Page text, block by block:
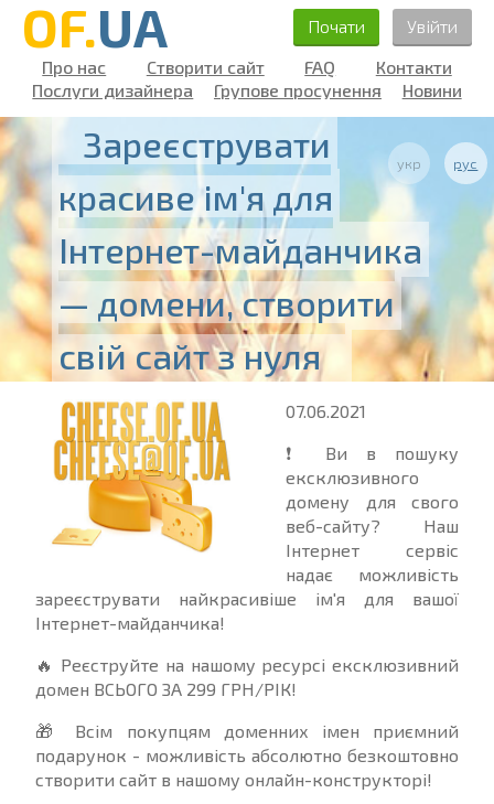
OF.UA
Про нас Створити сайт FAQ
Контакти
Послуги дизайнера
Групове просунення Новини
Почати Увійти
укр рус
Зареєструвати
красиве ім'я для
Інтернет-майданчика
— домени, створити
свій сайт з нуля
07.06.2021
❗ Ви в пошуку
ексклюзивного
домену для свого
веб-сайту? Наш
Інтернет сервіс
надає можливість
зареєструвати найкрасивіше ім'я для вашої
Інтернет-майданчика!
🔥 Реєструйте на нашому ресурсі ексклюзивний
домен ВСЬОГО ЗА 299 ГРН/РІК!
🎁 Всім покупцям доменних імен приємний
подарунок - можливість абсолютно безкоштовно
створити сайт в нашому онлайн-конструкторі!